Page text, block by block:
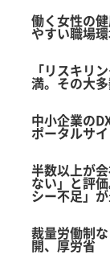
働く女性の
やすい職場
「リスキリ
満。その大
中小企業の
ポータルサ
半数以上が
ない」と評
シー不足」
裁量労働制
開、厚労省